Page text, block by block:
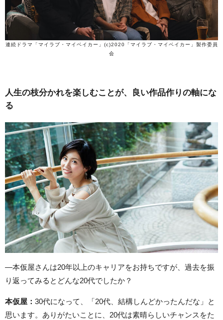
連続ドラマ「マイラブ・マイベイカー」(c)2020「マイラブ・マイベイカー」製作委員
会
人生の枝分かれを楽しむことが、良い作品作りの軸にな
る
―本仮屋さんは20年以上のキャリアをお持ちですが、過去を振
り返ってみるとどんな20代でしたか？
本仮屋： 30代になって、「20代、結構しんどかったんだな」と
思います。ありがたいことに、20代は素晴らしいチャンスをた